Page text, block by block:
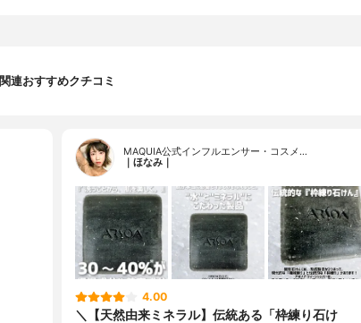
関連おすすめクチコミ
MAQUIA公式インフルエンサー・コスメ…
｜ほなみ｜
4.00
＼【天然由来ミネラル】伝統ある「枠練り石け